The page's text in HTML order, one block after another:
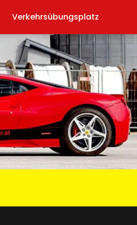
Verkehrsübungsplatz